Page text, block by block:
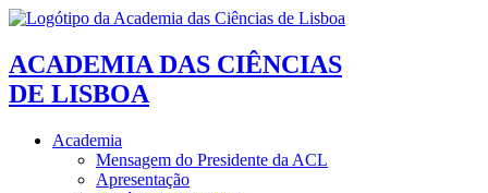
ACADEMIA DAS CIÊNCIAS
DE LISBOA
Academia
Mensagem do Presidente da ACL
Apresentação